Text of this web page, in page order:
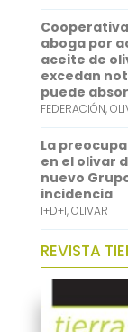
aboga por
aceite de
excedan
puede
FEDERACIÓN,
La
en el olivar
nuevo
incidencia
I+D+I,OLIVAR
REVISTA